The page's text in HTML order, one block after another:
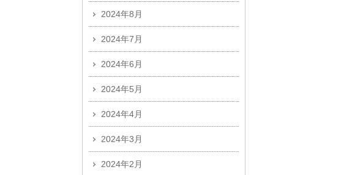
2024年8月
2024年7月
2024年6月
2024年5月
2024年4月
2024年3月
2024年2月